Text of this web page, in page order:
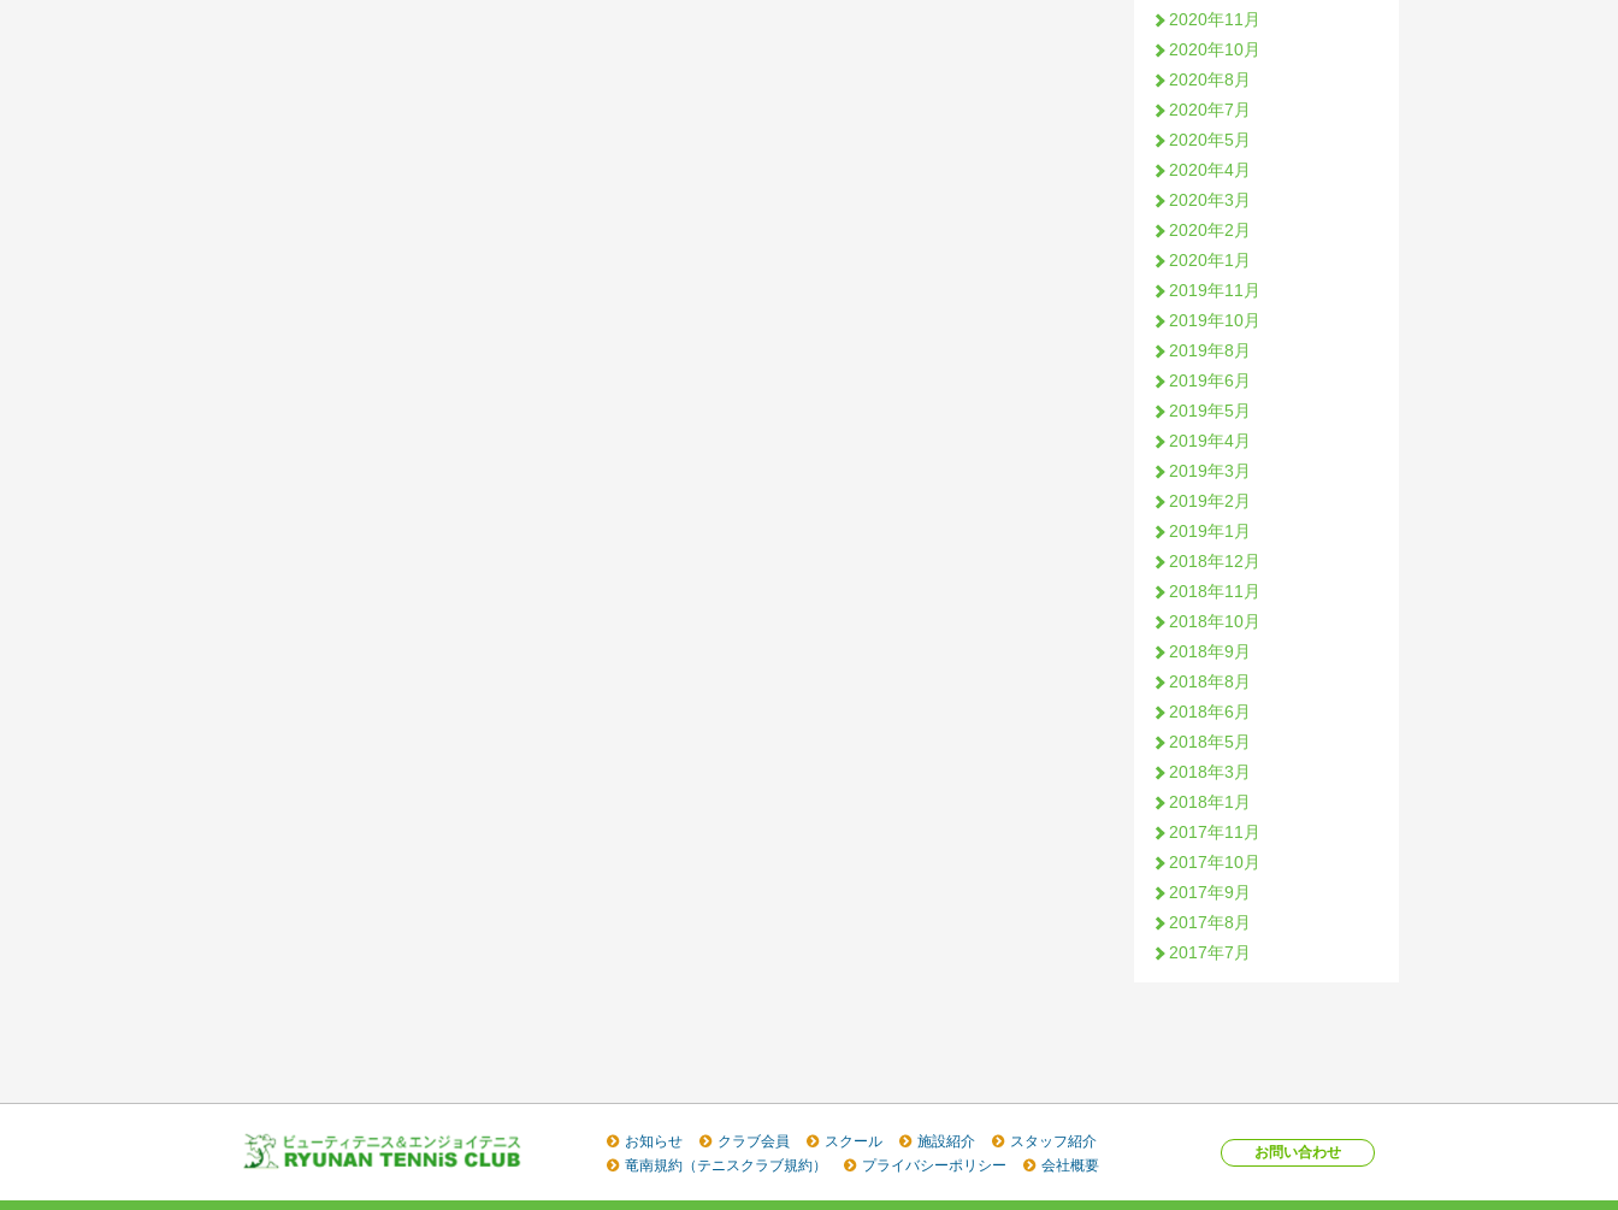
2020年11月
2020年10月
2020年8月
2020年7月
2020年5月
2020年4月
2020年3月
2020年2月
2020年1月
2019年11月
2019年10月
2019年8月
2019年6月
2019年5月
2019年4月
2019年3月
2019年2月
2019年1月
2018年12月
2018年11月
2018年10月
2018年9月
2018年8月
2018年6月
2018年5月
2018年3月
2018年1月
2017年11月
2017年10月
2017年9月
2017年8月
2017年7月
お知らせ クラブ会員 スクール 施設紹介
スタッフ紹介
竜南規約（テニスクラブ規約）
プライバシーポリシー 会社概要
お問い合わせ